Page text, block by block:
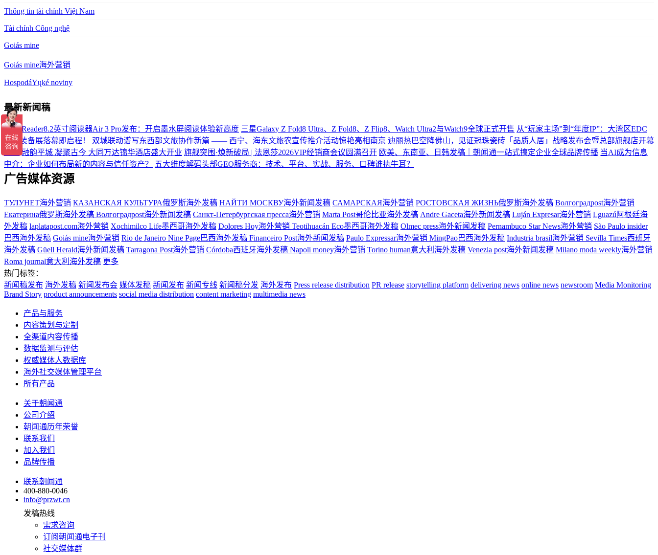
Thông tin tài chính Việt Nam
Tài chính Công nghệ
Goiás mine
Goiás mine海外营销
HospodáYųké noviny
最新新闻稿
掌阅iReader8.2英寸阅读器Air 3 Pro发布：开启墨水屏阅读体验新高度 三星Galaxy Z Fold8 Ultra、Z Fold8、Z Flip8、Watch Ultra2与Watch9全球正式开售 从“玩家主场”到“年度IP”：大湾区EDC
硬核装备展落幕即启程！
双城联动谱写东西部文旅协作新篇 —— 西宁、海东文旅农宣传推介活动惊艳亮相南京 迪丽热巴空降佛山，见证冠珠瓷砖「品质人居」战略发布会暨总部旗舰店开幕
盛典 融韵平城 凝聚古今 大同万达锦华酒店盛大开业 旗舰突围·焕新破局 | 法恩莎2026VIP经销商会议圆满召开 欧美、东南亚、日韩发稿｜朝闻通一站式搞定企业全球品牌传播 当AI成为信息
中介：企业如何布局新的内容与信任资产？
五大维度解码头部GEO服务商：技术、平台、实战、服务、口碑谁执牛耳？
广告媒体资源
ТУЛУНЕТ海外营销 КАЗАНСКАЯ КУЛЬТУРА俄罗斯海外发稿 НАЙТИ МОСКВУ海外新闻发稿 САМАРСКАЯ海外营销 РОСТОВСКАЯ ЖИЗНЬ俄罗斯海外发稿 Волгоградpost海外营销
Екатерина俄罗斯海外发稿 Волгоградpost海外新闻发稿 Санкт-Петербургская пресса海外营销 Marta Post哥伦比亚海外发稿 Andre Gaceta海外新闻发稿 Luján Expresar海外营销 Lguazú阿根廷海
外发稿 laplatapost.com海外营销 Xochimilco Life墨西哥海外发稿 Dolores Hoy海外营销 Teotihuacán Eco墨西哥海外发稿 Olmec press海外新闻发稿 Pernambuco Star News海外营销 São Paulo insider
巴西海外发稿 Goiás mine海外营销 Rio de Janeiro Nine Page巴西海外发稿 Financeiro Post海外新闻发稿 Paulo Expressar海外营销 MingPao巴西海外发稿 Industria brasil海外营销 Sevilla Times西班牙
海外发稿 Güell Herald海外新闻发稿 Tarragona Post海外营销 Córdoba西班牙海外发稿 Napoli money海外营销 Torino human意大利海外发稿 Venezia post海外新闻发稿 Milano moda weekly海外营销
Roma journal意大利海外发稿 更多
热门标签：
新闻稿发布 海外发稿 新闻发布会 媒体发稿 新闻发布 新闻专线 新闻稿分发 海外发布 Press release distribution PR release storytelling platform delivering news online news newsroom Media Monitoring
Brand Story product announcements social media distribution content marketing multimedia news
产品与服务
内容策划与定制
全渠道内容传播
数据监测与评估
权威媒体人数据库
海外社交媒体管理平台
所有产品
关于朝闻通
公司介绍
朝闻通历年荣誉
联系我们
加入我们
品牌传播
联系朝闻通
400-880-0046
info@przwt.cn
发稿热线
需求咨询
订阅朝闻通电子刊
社交媒体群